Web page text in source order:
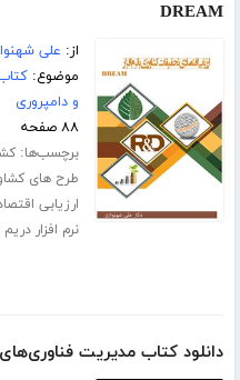
DREAM
از: علی
موضوع:
و دامپروری
۸۸ صفحه
برچسب‌ها:
طرح های
ارزیابی
نرم افزار دریم
دانلود کتاب مدیریت فناوری‌های